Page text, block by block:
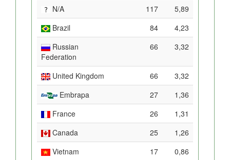
N/A
117
5,89
Brazil
84
4,23
Russian
Federation
66 3,32
United Kingdom 66
3,32
Embrapa
27
1,36
France
26
1,31
Canada
25
1,26
Vietnam
17
0,86